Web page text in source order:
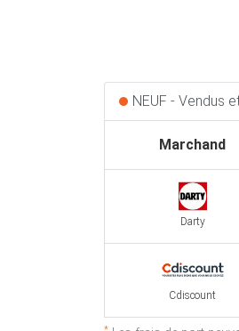
NEUF - Vendus
Marchand
Darty
Cdiscount